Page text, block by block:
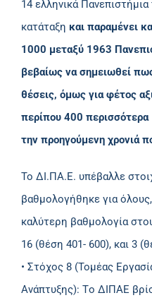
14 ελληνικά
κατάταξη και παραμένει
1000 μεταξύ 1963
βεβαίως να σημειωθεί
θέσεις, όμως για φέτος
περίπου 400
την προηγούμενη χρονιά
Το ΔΙ.ΠΑ.Ε. υπέβαλλε
βαθμολογήθηκε για
καλύτερη βαθμολογία
16 (θέση 401- 600), και 3
• Στόχος 8 (Τομέας
Ανάπτυξης): Tο ΔΙΠΑΕ